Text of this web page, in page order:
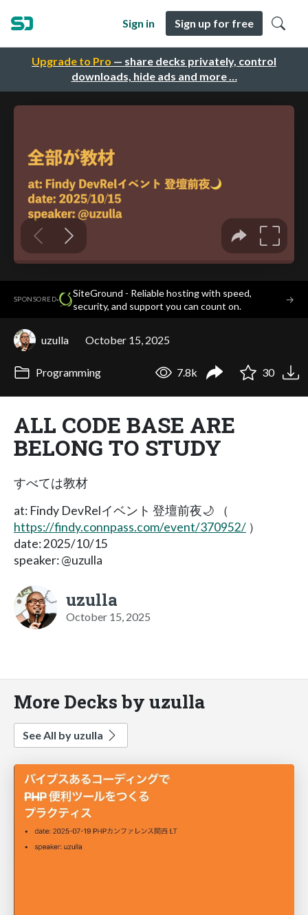
Upgrade to Pro — share decks privately, control
downloads, hide ads and more …
Sign in Sign up for free
SPONSORED·
SiteGround - Reliable hosting with speed,
security, and support you can count on.
→
uzulla October 15, 2025
Programming 7.8k 30
ALL CODE BASE ARE
BELONG TO STUDY
すべては教材
at: Findy DevRelイベント 登壇前夜🌙 （
https://findy.connpass.com/event/370952/ ）
date: 2025/10/15
speaker: @uzulla
uzulla
October 15, 2025
More Decks by uzulla
See All by uzulla